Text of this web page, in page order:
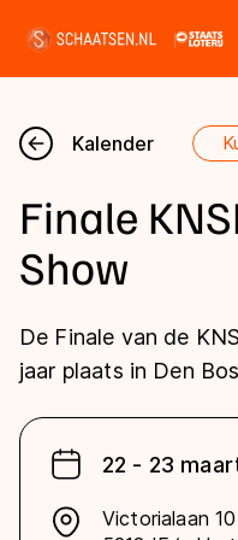
Nieuws
Kalender
Marathon
Shorttrack
Uitslagen
Langebaan
Shorttrack
Marathon
Tijden &
Ranglijsten Langebaan
Kalender
22 - 23
Victorialaan 10
Finale
Show
De Finale van de
jaar plaats in Den